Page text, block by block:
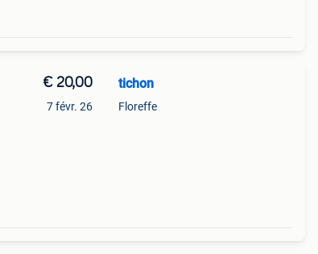
€ 20,00
7 févr. 26
tichon
Floreffe